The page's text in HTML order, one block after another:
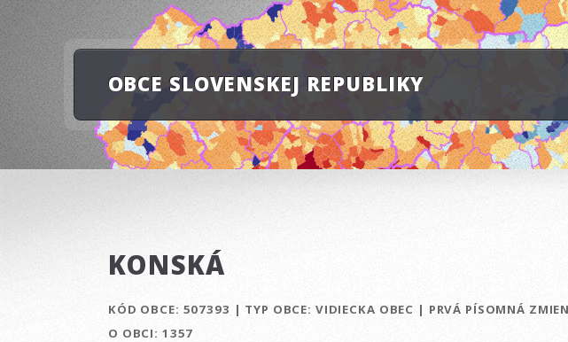
OBCE SLOVENSKEJ REPUBLIKY
KONSKÁ
KÓD OBCE: 507393 | TYP OBCE: VIDIECKA OBEC | PRVÁ PÍSOMNÁ
O OBCI: 1357